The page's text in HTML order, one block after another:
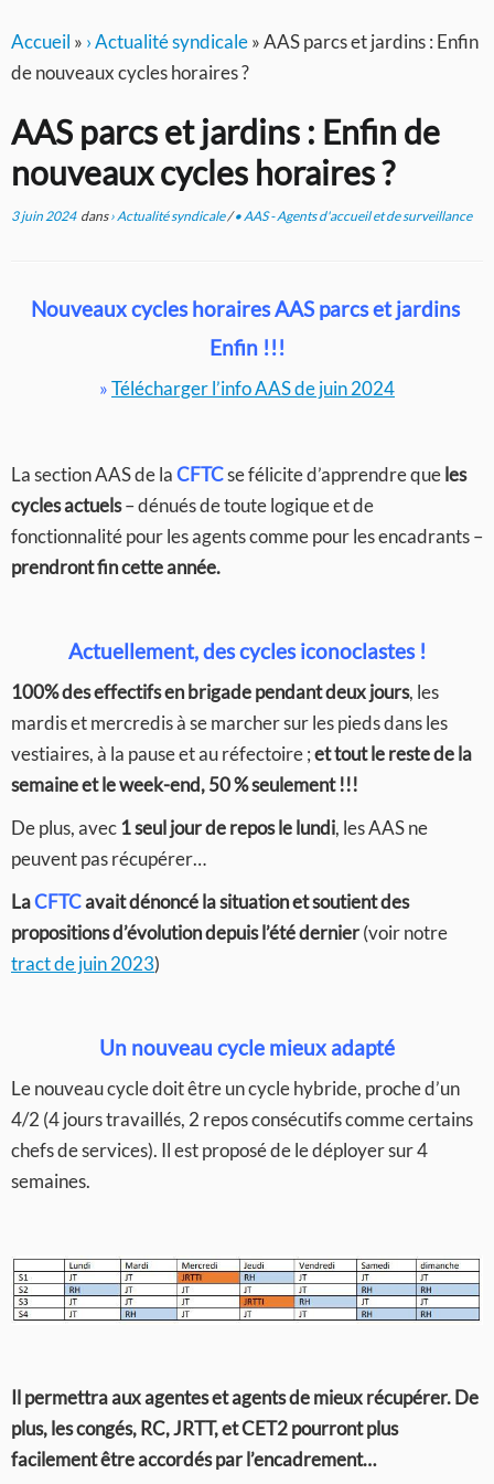
Accueil » › Actualité syndicale»AAS parcs et jardins : Enfin
de nouveaux cycles horaires ?
AAS parcs et jardins : Enfin de
nouveaux cycles horaires ?
3 juin 2024dans› Actualité syndicale/• AAS - Agents d'accueil et de surveillance
Nouveaux cycles horaires AAS parcs et jardins
Enfin !!!
»Télécharger l’info AAS de juin 2024
La section AAS de laCFTCse félicite d’apprendre queles
cycles actuels– dénués de toute logique et de
fonctionnalité pour les agents comme pour les encadrants –
prendront fin cette année.
Actuellement, des cycles iconoclastes !
100% des effectifs en brigade pendant deux jours, les
mardis et mercredis à se marcher sur les pieds dans les
vestiaires, à la pause et au réfectoire ;et tout le reste de la
semaine et le week-end, 50 % seulement !!!
De plus, avec 1 seul jour de repos le lundi, les AAS ne
peuvent pas récupérer…
LaCFTCavait dénoncé la situation et soutient des
propositions d’évolution depuis l’été dernier(voir notre
tract de juin 2023)
Un nouveau cycle mieux adapté
Le nouveau cycle doit être un cycle hybride, proche d’un
4/2 (4 jours travaillés, 2 repos consécutifs comme certains
chefs de services). Il est proposé de le déployer sur 4
semaines.
Il permettra aux agentes et agents de mieux récupérer. De
plus, les congés, RC, JRTT, et CET2 pourront plus
facilement être accordés par l’encadrement…